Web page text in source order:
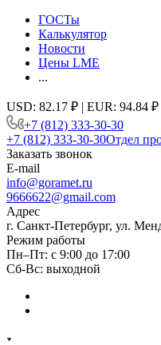
ГОСТы
Калькулятор
Новости
Цены LME
...
USD: 82.17 ₽ | EUR: 94.84 ₽
+7 (812) 333-30-30
+7 (812) 333-30-30Отдел
Заказать звонок
E-mail
info@goramet.ru
9666622@gmail.com
Адрес
г. Санкт-Петербург, ул.
Режим работы
Пн–Пт: с 9:00 до 17:00
Сб-Вс: выходной